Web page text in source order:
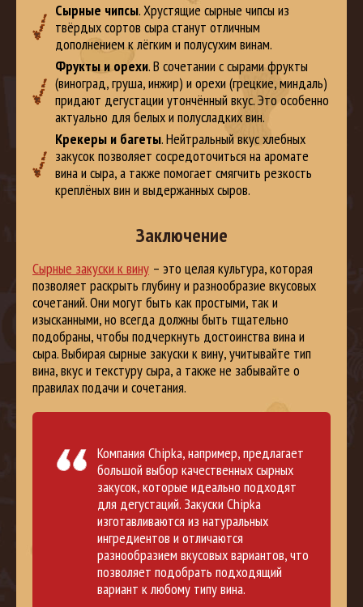
Сырные чипсы. Хрустящие сырные чипсы из
твёрдых сортов сыра станут отличным
дополнением к лёгким и полусухим винам.
Фрукты и орехи. В сочетании с сырами фрукты
(виноград, груша, инжир) и орехи (грецкие, миндаль)
придают дегустации утончённый вкус. Это особенно
актуально для белых и полусладких вин.
Крекеры и багеты. Нейтральный вкус хлебных
закусок позволяет сосредоточиться на аромате
вина и сыра, а также помогает смягчить резкость
креплёных вин и выдержанных сыров.
Заключение
Сырные закуски к вину – это целая культура, которая
позволяет раскрыть глубину и разнообразие вкусовых
сочетаний. Они могут быть как простыми, так и
изысканными, но всегда должны быть тщательно
подобраны, чтобы подчеркнуть достоинства вина и
сыра. Выбирая сырные закуски к вину, учитывайте тип
вина, вкус и текстуру сыра, а также не забывайте о
правилах подачи и сочетания.
Компания Chipka, например, предлагает
большой выбор качественных сырных
закусок, которые идеально подходят
для дегустаций. Закуски Chipka
изготавливаются из натуральных
ингредиентов и отличаются
разнообразием вкусовых вариантов, что
позволяет подобрать подходящий
вариант к любому типу вина.